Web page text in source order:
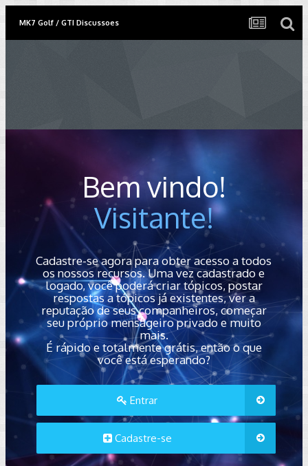
MK7 Golf / GTI Discussoes
Bem vindo!
Visitante!
Cadastre-se agora para obter acesso a todos
os nossos recursos. Uma vez cadastrado e
logado, você poderá criar tópicos, postar
respostas a tópicos já existentes, ver a
reputação de seus companheiros, começar
seu próprio mensageiro privado e muito
mais.
É rápido e totalmente grátis, então o que
você está esperando?
Entrar
Cadastre-se